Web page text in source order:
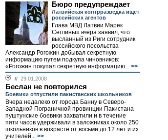
Бюро предупреждает
Латвийская контрразведка ищет
российских агентов
Глава МВД Латвии Марек
Сеглиньш вчера заявил, что
высланный из Риги сотрудник
российского посольства
Александр Рогожин добывал секретную
информацию путем подкупа чиновников:
«Рогожин покупал секретную информацию... >>
// 29.01.2008
Беслан не повторился
Боевики отпустили пакистанских школьников
Вчера недалеко от города Банну в Северо-
Западной Пограничной провинции Пакистана
пуштунские боевики захватили и в течение
пяти часов удерживали в заложниках около 250
школьников в возрасте от восьми до 12 лет и их
учителей... >>